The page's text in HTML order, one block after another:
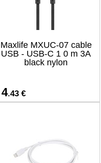
Maxlife MXUC-07 cable
USB - USB-C 1 0 m 3A
black nylon
4.43 €